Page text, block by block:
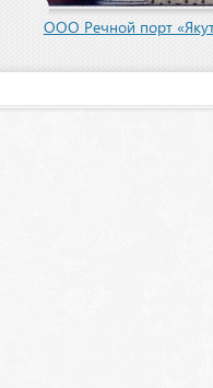
ООО Речной порт